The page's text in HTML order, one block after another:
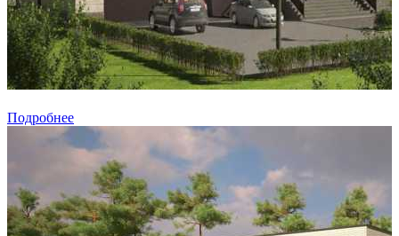
Подробнее